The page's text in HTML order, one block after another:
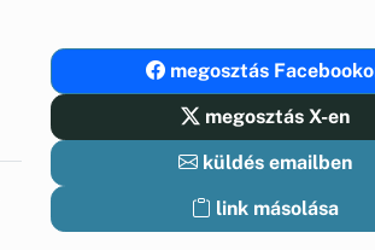
megosztás
megosztás X-en
küldés emailben
link másolása